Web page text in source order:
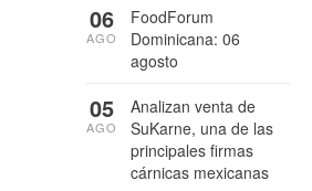
FoodForum
Dominicana: 06
agosto
06
AGO
Analizan venta de
SuKarne, una de las
principales firmas
cárnicas mexicanas
05
AGO